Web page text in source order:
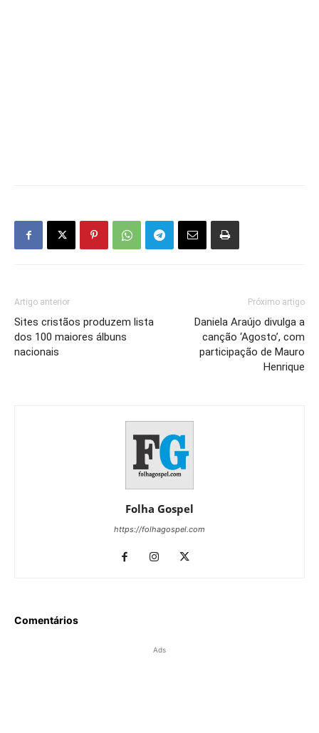
Artigo anterior
Sites cristãos produzem lista
dos 100 maiores álbuns
nacionais
Próximo artigo
Daniela Araújo divulga a
canção ‘Agosto’, com
participação de Mauro
Henrique
Folha Gospel
https://folhagospel.com
Comentários
Ads